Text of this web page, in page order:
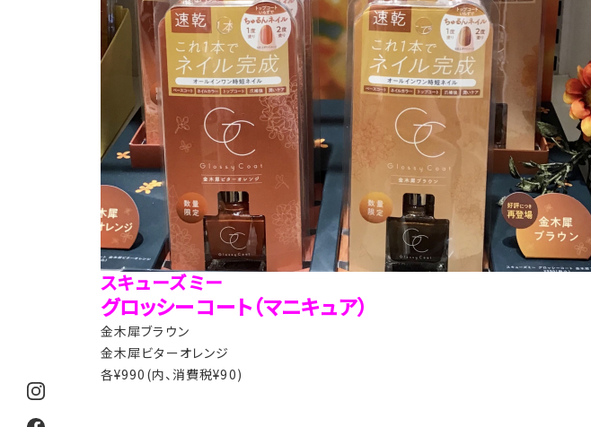
スキューズミー
グロッシーコート（マニキュア）
金木犀ブラウン
金木犀ビターオレンジ
各¥990(内、消費税¥90)